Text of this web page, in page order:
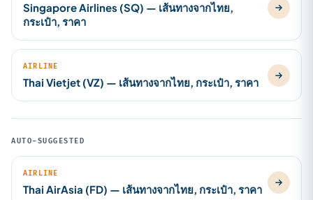
Singapore Airlines (SQ) — เส้นทางจากไทย,
กระเป๋า, ราคา
AIRLINE
Thai Vietjet (VZ) — เส้นทางจากไทย, กระเป๋า, ราคา
AUTO-SUGGESTED
AIRLINE
Thai AirAsia (FD) — เส้นทางจากไทย, กระเป๋า, ราคา